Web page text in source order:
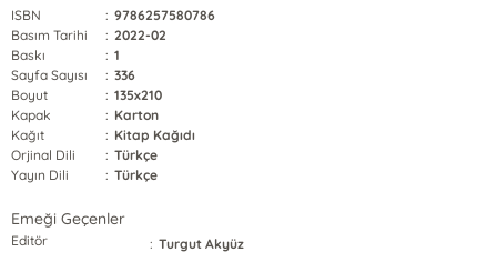
ISBN : 9786257580786
Basım Tarihi
: 2022-02
Baskı
: 1
Sayfa Sayısı
: 336
Boyut
: 135x210
Kapak
: Karton
Kağıt
: Kitap Kağıdı
Orjinal Dili
: Türkçe
Yayın Dili
: Türkçe
Emeği Geçenler
Editör : Turgut Akyüz